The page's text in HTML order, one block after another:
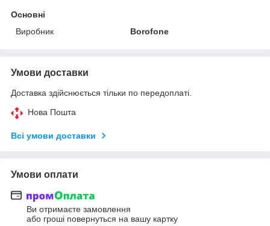
Основні
Виробник
Borofone
Умови доставки
Доставка здійснюється тільки по передоплаті.
Нова Пошта
Всі умови доставки
Умови оплати
Ви отримаєте замовлення
або гроші повернуться на вашу картку